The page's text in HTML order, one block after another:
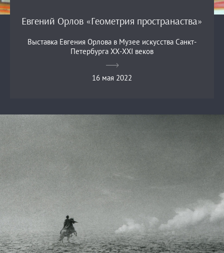
Евгений Орлов «Геометрия пространаства»
Выставка Евгения Орлова в Музее искусства Санкт-
Петербурга ХХ-ХХI веков
16 мая 2022